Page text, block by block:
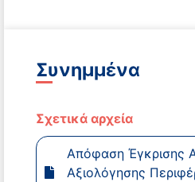
Συνημμένα
Σχετικά αρχεία
Απόφαση Έγκρισης
Αξιολόγησης